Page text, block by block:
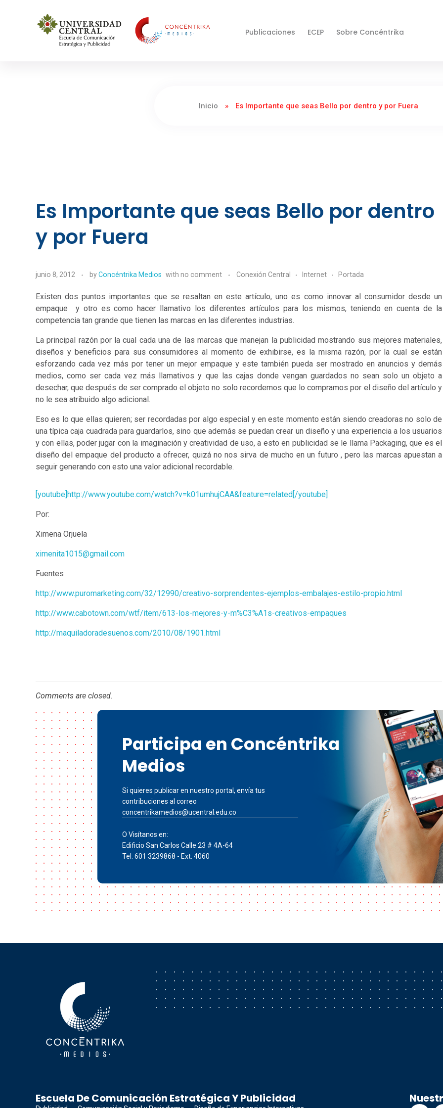
Publicaciones ECEP Sobre Concéntrika
Inicio » Es Importante que seas Bello por dentro y por Fuera
Es Importante que seas Bello por dentro
y por Fuera
junio 8, 2012 byConcéntrika Medios with no comment Conexión Central Internet Portada
Existen dos puntos importantes que se resaltan en este artículo, uno es como innovar al consumidor desde un
empaque y otro es como hacer llamativo los diferentes artículos para los mismos, teniendo en cuenta de la
competencia tan grande que tienen las marcas en las diferentes industrias.
La principal razón por la cual cada una de las marcas que manejan la publicidad mostrando sus mejores materiales,
diseños y beneficios para sus consumidores al momento de exhibirse, es la misma razón, por la cual se están
esforzando cada vez más por tener un mejor empaque y este también pueda ser mostrado en anuncios y demás
medios, como ser cada vez más llamativos y que las cajas donde vengan guardados no sean solo un objeto a
desechar, que después de ser comprado el objeto no solo recordemos que lo compramos por el diseño del artículo y
no le sea atribuido algo adicional.
Eso es lo que ellas quieren; ser recordadas por algo especial y en este momento están siendo creadoras no solo de
una típica caja cuadrada para guardarlos, sino que además se puedan crear un diseño y una experiencia a los usuarios
y con ellas, poder jugar con la imaginación y creatividad de uso, a esto en publicidad se le llama Packaging, que es el
diseño del empaque del producto a ofrecer, quizá no nos sirva de mucho en un futuro , pero las marcas apuestan a
seguir generando con esto una valor adicional recordable.
[youtube]http://www.youtube.com/watch?v=k01umhujCAA&feature=related[/youtube]
Por:
Ximena Orjuela
ximenita1015@gmail.com
Fuentes
http://www.puromarketing.com/32/12990/creativo-sorprendentes-ejemplos-embalajes-estilo-propio.html
http://www.cabotown.com/wtf/item/613-los-mejores-y-m%C3%A1s-creativos-empaques
http://maquiladoradesuenos.com/2010/08/1901.html
Comments are closed.
Participa en Concéntrika
Medios
Si quieres publicar en nuestro portal, envía tus
contribuciones al correo
concentrikamedios@ucentral.edu.co
O Visítanos en:
Edificio San Carlos Calle 23 # 4A-64
Tel: 601 3239868 - Ext. 4060
Escuela De Comunicación Estratégica Y Publicidad